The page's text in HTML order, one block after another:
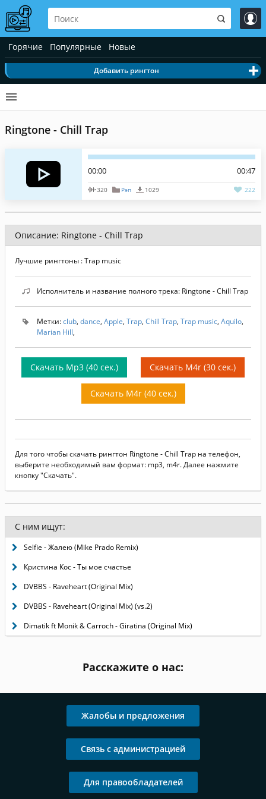
Горячие Популярные Новые
Добавить рингтон
Ringtone - Chill Trap
00:00 00:47
320 Рэп 1029 222
Описание: Ringtone - Chill Trap
Лучшие рингтоны : Trap music
Исполнитель и название полного трека: Ringtone - Chill Trap
Метки:club, dance, Apple, Trap, Chill Trap, Trap music, Aquilo,
Marian Hill,
Скачать Mp3 (40 сек.) Скачать M4r (30 сек.)
Скачать M4r (40 сек.)
Для того чтобы скачать рингтон Ringtone - Chill Trap на телефон,
выберите необходимый вам формат: mp3, m4r. Далее нажмите
кнопку "Скачать".
С ним ищут:
Selfie - Жалею (Mike Prado Remix)
Кристина Кос - Ты мое счастье
DVBBS - Raveheart (Original Mix)
DVBBS - Raveheart (Original Mix) (vs.2)
Dimatik ft Monik & Carroch - Giratina (Original Mix)
Расскажите о нас:
Жалобы и предложения
Связь с администрацией
Для правообладателей